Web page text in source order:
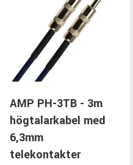
AMP PH-3TB - 3m
högtalarkabel med
6,3mm
telekontakter